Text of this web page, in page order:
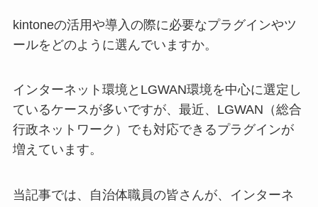
kintoneの活用や導入の際に必要なプラグインやツ
ールをどのように選んでいますか。
インターネット環境とLGWAN環境を中心に選定し
ているケースが多いですが、最近、LGWAN（総合
行政ネットワーク）でも対応できるプラグインが
増えています。
当記事では、自治体職員の皆さんが、インターネ